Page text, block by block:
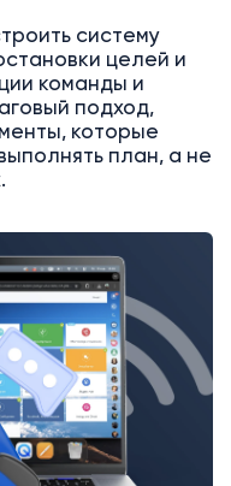
систему
целей и
команды и
подход,
которые
план, а не